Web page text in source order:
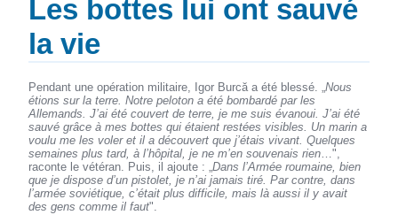
Les bottes lui ont sauvé
la vie
Pendant une opération militaire, Igor Burcă a été blessé. „Nous
étions sur la terre. Notre peloton a été bombardé par les
Allemands. J’ai été couvert de terre, je me suis évanoui. J’ai été
sauvé grâce à mes bottes qui étaient restées visibles. Un marin a
voulu me les voler et il a découvert que j’étais vivant. Quelques
semaines plus tard, à l’hôpital, je ne m’en souvenais rien…",
raconte le vétéran. Puis, il ajoute : „Dans l’Armée roumaine, bien
que je dispose d’un pistolet, je n’ai jamais tiré. Par contre, dans
l’armée soviétique, c’était plus difficile, mais là aussi il y avait
des gens comme il faut".